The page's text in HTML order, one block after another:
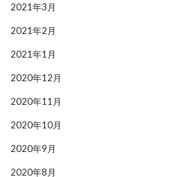
2021年3月
2021年2月
2021年1月
2020年12月
2020年11月
2020年10月
2020年9月
2020年8月